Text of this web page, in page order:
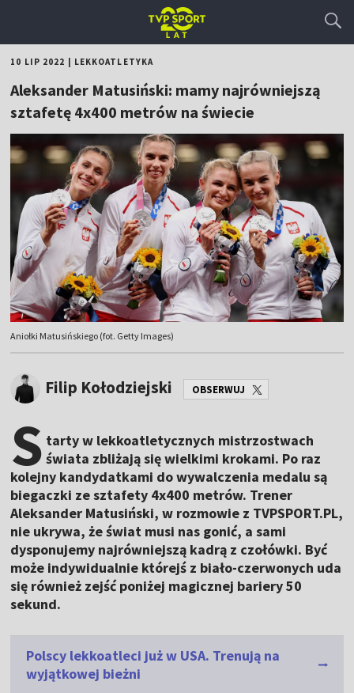
10 LIP 2022 LEKKOATLETYKA
Aleksander Matusiński: mamy najrówniejszą
sztafetę 4x400 metrów na świecie
Aniołki Matusińskiego (fot. Getty Images)
Filip Kołodziejski OBSERWUJ
S tarty w lekkoatletycznych mistrzostwach
świata zbliżają się wielkimi krokami. Po raz
kolejny kandydatkami do wywalczenia medalu są
biegaczki ze sztafety 4x400 metrów. Trener
Aleksander Matusiński, w rozmowie z TVPSPORT.PL,
nie ukrywa, że świat musi nas gonić, a sami
dysponujemy najrówniejszą kadrą z czołówki. Być
może indywidualnie którejś z biało-czerwonych uda
się również zejść poniżej magicznej bariery 50
sekund.
Polscy lekkoatleci już w USA. Trenują na
wyjątkowej bieżni